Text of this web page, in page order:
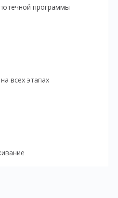
программы
всех этапах